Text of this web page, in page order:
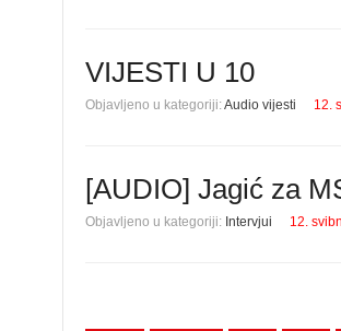
VIJESTI U 10
Objavljeno u kategoriji:Audio vijesti 12.
[AUDIO] Jagić za
Objavljeno u kategoriji: Intervjui 12.